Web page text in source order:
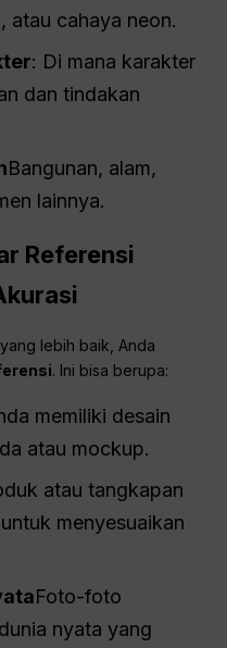
atau cahaya neon.
: Di mana karakter
dan tindakan
Bangunan, alam,
lainnya.
Referensi
lebih baik, Anda
. Ini bisa berupa:
memiliki desain
atau mockup.
atau tangkapan
menyesuaikan
Foto-foto
nyata yang